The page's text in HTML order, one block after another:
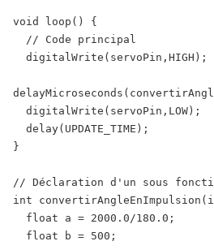
void loop ( )
{
// Code principal
digitalWrite ( servoPin , HIGH ) ;
delayMicroseconds (
digitalWrite ( servoPin , LOW ) ;
delay( UPDATE_TIME ) ;
}
// Déclaration d'un sous
int
convertirAngleEnImpulsion (
float
a = 2000.0/180.0 ;
float
b = 500 ;